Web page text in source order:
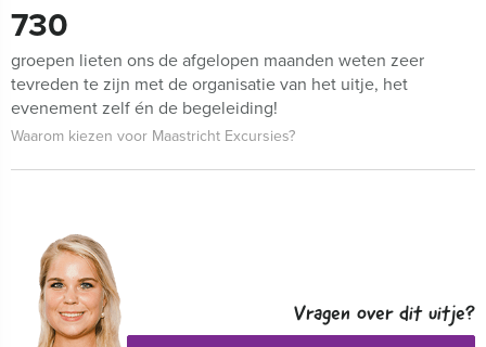
730
groepen lieten ons de afgelopen maanden weten zeer
tevreden te zijn met de organisatie van het uitje, het
evenement zelf én de begeleiding!
Waarom kiezen voor Maastricht Excursies?
Vragen over dit uitje?